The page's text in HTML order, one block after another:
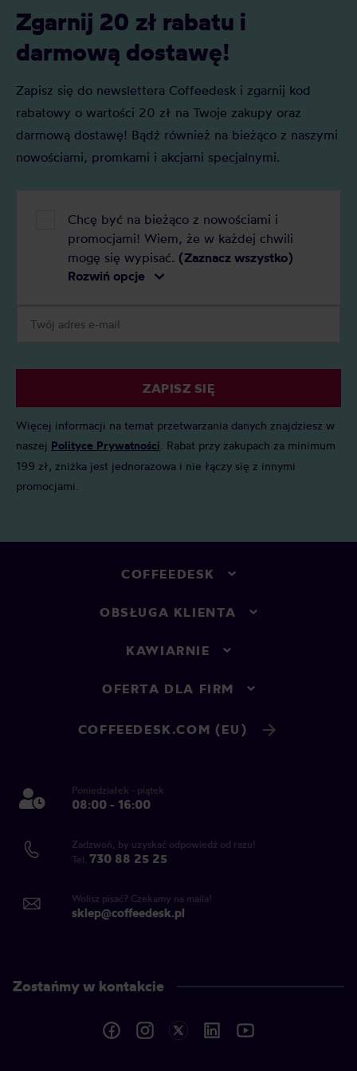
Zgarnij 20 zł rabatu i
darmową dostawę!
Zapisz się do newslettera Coffeedesk i zgarnij kod
rabatowy o wartości 20 zł na Twoje zakupy oraz
darmową dostawę! Bądź również na bieżąco z naszymi
nowościami, promkami i akcjami specjalnymi.
Chcę być na bieżąco z nowościami i
promocjami! Wiem, że w każdej chwili
mogę się wypisać. (Zaznacz wszystko)
Rozwiń opcje
ZAPISZ SIĘ
Więcej informacji na temat przetwarzania danych znajdziesz w
naszej Polityce Prywatności . Rabat przy zakupach za minimum
199 zł, zniżka jest jednorazowa i nie łączy się z innymi
promocjami.
COFFEEDESK
OBSŁUGA KLIENTA
KAWIARNIE
OFERTA DLA FIRM
COFFEEDESK.COM (EU)
Poniedziałek - piątek
08:00 - 16:00
Zadzwoń, by uzyskać odpowiedź od razu!
Tel. 730 88 25 25
Wolisz pisać? Czekamy na maila!
sklep@coffeedesk.pl
Zostańmy w kontakcie